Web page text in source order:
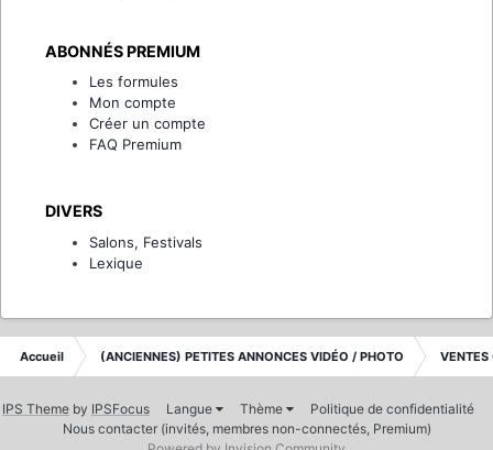
ABONNÉS PREMIUM
Les formules
Mon compte
Créer un compte
FAQ Premium
DIVERS
Salons, Festivals
Lexique
Accueil (ANCIENNES) PETITES ANNONCES VIDÉO / PHOTO VENTES
IPS Theme by IPSFocus Langue Thème
Politique de confidentialité
Nous contacter (invités, membres non-connectés, Premium)